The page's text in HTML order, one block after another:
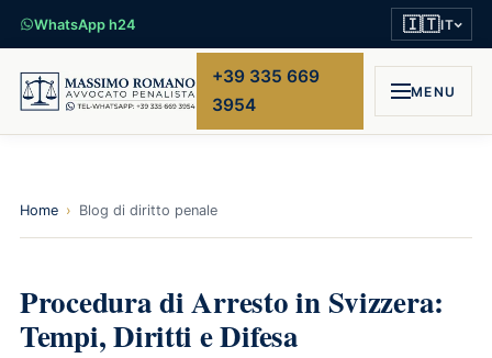
WhatsApp h24 🇮🇹IT
+39 335 669
3954
MENU
Home › Blog di diritto penale
Procedura di Arresto in Svizzera:
Tempi, Diritti e Difesa